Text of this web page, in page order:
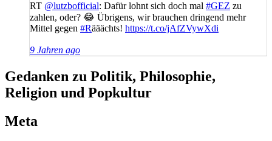
RT @lutzbofficial: Dafür lohnt sich doch mal #GEZ zu
zahlen, oder? 😂 Übrigens, wir brauchen dringend mehr
Mittel gegen #Rääächts! https://t.co/jAfZVywXdi
9 Jahren ago
Gedanken zu Politik, Philosophie,
Religion und Popkultur
Meta